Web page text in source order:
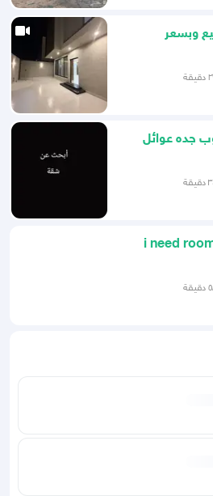
وبسعر
جده عوائل
i need